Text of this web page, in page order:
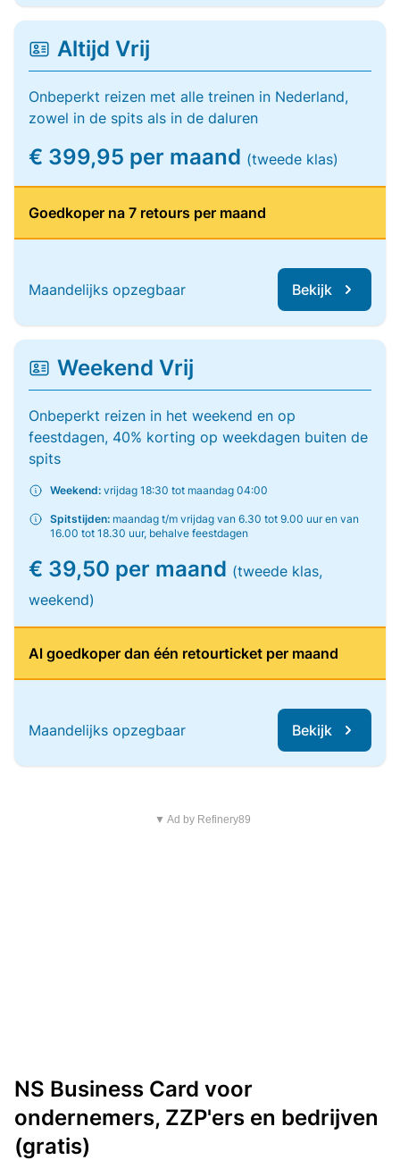
Altijd Vrij
Onbeperkt reizen met alle treinen in Nederland,
zowel in de spits als in de daluren
€ 399,95 per maand (tweede klas)
Goedkoper na 7 retours per maand
Maandelijks opzegbaar Bekijk
Weekend Vrij
Onbeperkt reizen in het weekend en op
feestdagen, 40% korting op weekdagen buiten de
spits
Weekend: vrijdag 18:30 tot maandag 04:00
Spitstijden: maandag t/m vrijdag van 6.30 tot 9.00 uur en van
16.00 tot 18.30 uur, behalve feestdagen
€ 39,50 per maand (tweede klas,
weekend)
Al goedkoper dan één retourticket per maand
Maandelijks opzegbaar Bekijk
▼ Ad by Refinery89
NS Business Card voor
ondernemers, ZZP'ers en bedrijven
(gratis)